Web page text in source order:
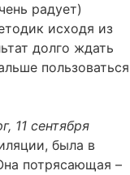
радует)
исходя из
долго ждать
пользоваться
11 сентября
была в
потрясающая –